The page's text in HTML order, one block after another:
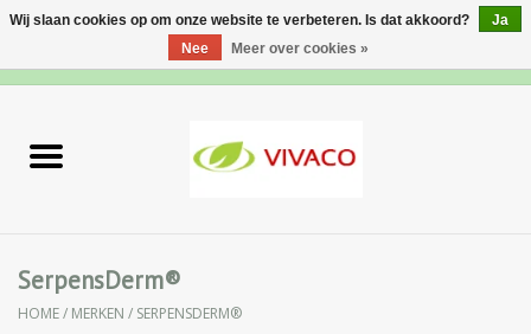
Lichaamsverzorging
SerpensDerm®
HOME/ MERKEN / SERPENSDERM®
Wij slaan cookies op om onze website te verbeteren. Is dat akkoord?
Ja
Nee
Meer over cookies »